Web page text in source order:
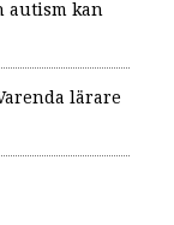
autism kan
lärare